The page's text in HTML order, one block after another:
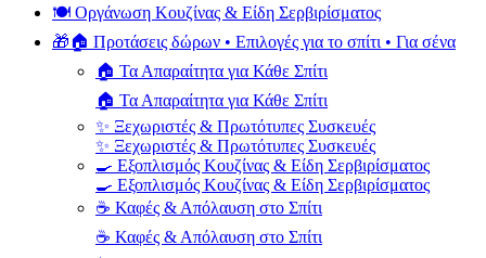
🍽️ Οργάνωση Κουζίνας & Είδη Σερβιρίσματος
🎁🏠 Προτάσεις δώρων • Επιλογές για το σπίτι • Για σένα
🏠 Τα Απαραίτητα για Κάθε Σπίτι
🏠 Τα Απαραίτητα για Κάθε Σπίτι
✨ Ξεχωριστές & Πρωτότυπες Συσκευές
✨ Ξεχωριστές & Πρωτότυπες Συσκευές
🍳 Εξοπλισμός Κουζίνας & Είδη Σερβιρίσματος
🍳 Εξοπλισμός Κουζίνας & Είδη Σερβιρίσματος
☕ Καφές & Απόλαυση στο Σπίτι
☕ Καφές & Απόλαυση στο Σπίτι